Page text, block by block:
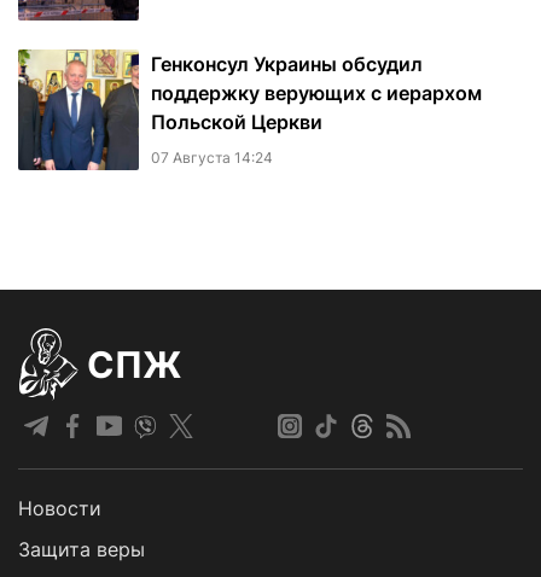
Генконсул Украины обсудил
поддержку верующих с иерархом
Польской Церкви
07 Августа 14:24
СПЖ
Новости
Защита веры